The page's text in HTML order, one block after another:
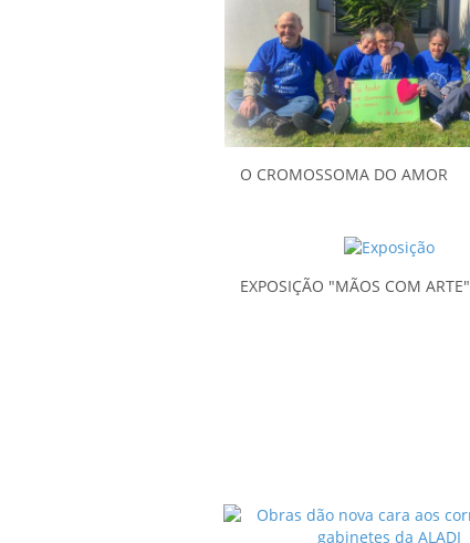
O CROMOSSOMA DO AMOR
EXPOSIÇÃO "MÃOS COM ARTE"